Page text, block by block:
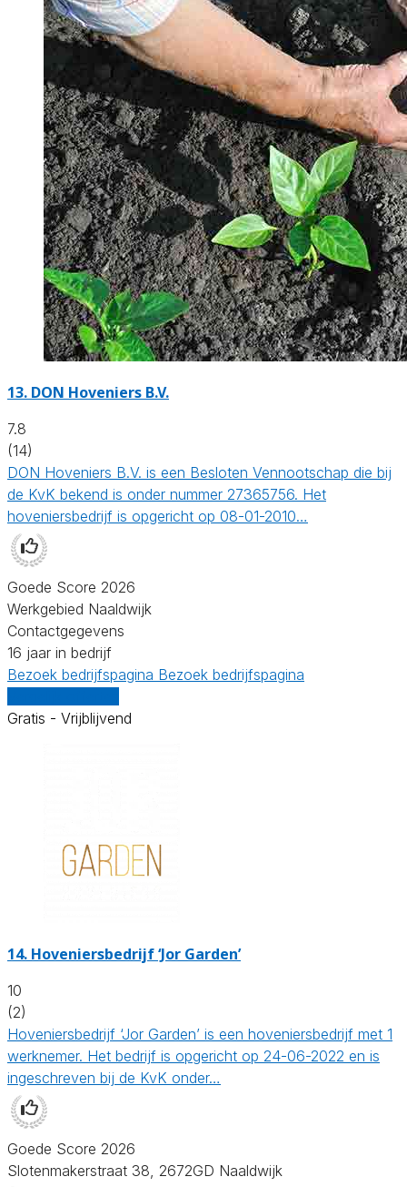
13. DON Hoveniers B.V.
7.8
(14)
DON Hoveniers B.V. is een Besloten Vennootschap die bij
de KvK bekend is onder nummer 27365756. Het
hoveniersbedrijf is opgericht op 08-01-2010…
Goede Score 2026
Werkgebied Naaldwijk
Contactgegevens
16 jaar in bedrijf
Bezoek bedrijfspagina Bezoek bedrijfspagina
Gratis - Vrijblijvend
14. Hoveniersbedrijf ‘Jor Garden’
10
(2)
Hoveniersbedrijf ‘Jor Garden’ is een hoveniersbedrijf met 1
werknemer. Het bedrijf is opgericht op 24-06-2022 en is
ingeschreven bij de KvK onder…
Goede Score 2026
Slotenmakerstraat 38, 2672GD Naaldwijk